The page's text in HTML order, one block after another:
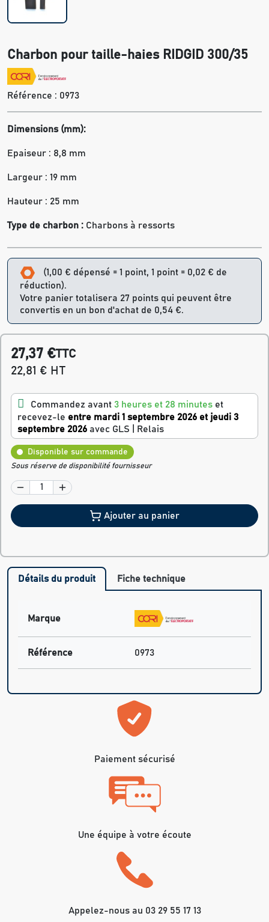
Charbon pour taille-haies RIDGID 300/35
Référence : 0973
Dimensions (mm):
Epaiseur : 8,8 mm
Largeur : 19 mm
Hauteur : 25 mm
Type de charbon : Charbons à ressorts
(1,00 € dépensé = 1 point, 1 point = 0,02 € de
réduction).
Votre panier totalisera 27 points qui peuvent être
convertis en un bon d'achat de 0,54 €.
27,37 €TTC
22,81 € HT
Commandez avant 3 heures et 28 minutes et
recevez-le entre mardi 1 septembre 2026 et jeudi 3
septembre 2026 avec GLS | Relais
Disponible sur commande
Sous réserve de disponibilité fournisseur
Ajouter au panier
Détails du produit Fiche technique
Marque
Référence 0973
Paiement sécurisé
Une équipe à votre écoute
Appelez-nous au 03 29 55 17 13